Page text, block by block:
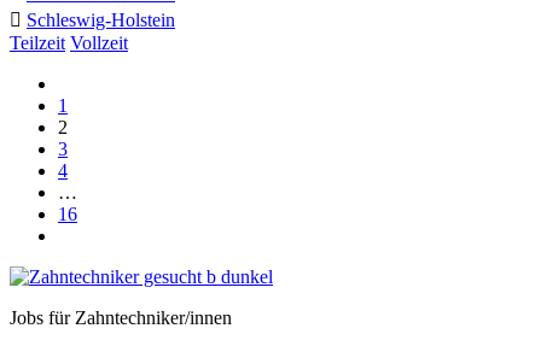
Schleswig-Holstein
Teilzeit Vollzeit
1
2
3
4
…
16
Jobs für Zahntechniker/innen